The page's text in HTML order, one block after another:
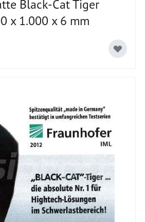
Black-Cat Tiger
x 1.000 x 6 mm